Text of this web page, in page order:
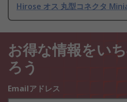
Hirose オス 丸型コネクタ
お得な情報をい
ろう
Emailアドレス